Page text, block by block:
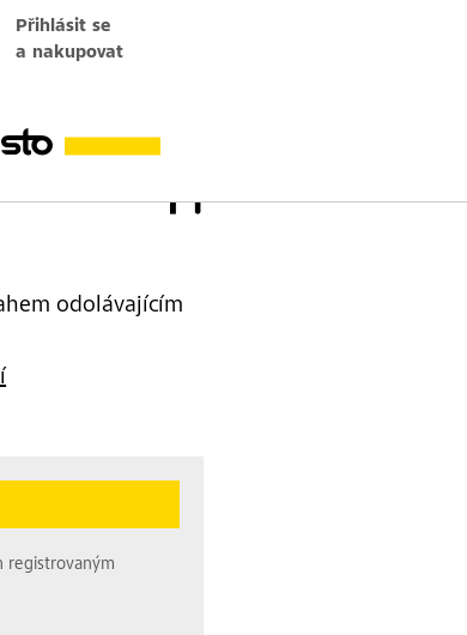
Přihlásit se
a nakupovat
odolávajícím
registrovaným